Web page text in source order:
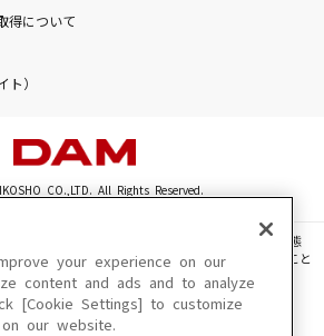
得について
ト）
CO.,LTD. All Rights Reserved.
切の文章・画像・写真・動画・音声等を、手段や形態
囲を超えて無断で複製、転載、ファイル化などすること
よりご利用いただけない場合があります。
配信内容が変更になる場合があります。
your experience on our
content and ads and to analyze
[Cookie Settings] to customize
our website.